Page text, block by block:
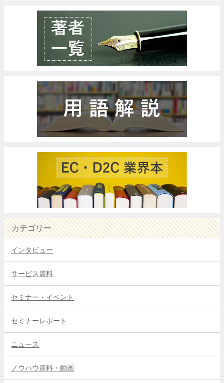
カテゴリー
インタビュー
サービス資料
セミナー・イベント
セミナーレポート
ニュース
ノウハウ資料・動画